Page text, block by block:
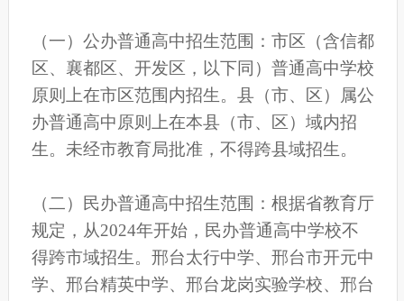
（一）公办普通高中招生范围：市区（含信都
区、襄都区、开发区，以下同）普通高中学校
原则上在市区范围内招生。县（市、区）属公
办普通高中原则上在本县（市、区）域内招
生。未经市教育局批准，不得跨县域招生。
（二）民办普通高中招生范围：根据省教育厅
规定，从2024年开始，民办普通高中学校不
得跨市域招生。邢台太行中学、邢台市开元中
学、邢台精英中学、邢台龙岗实验学校、邢台